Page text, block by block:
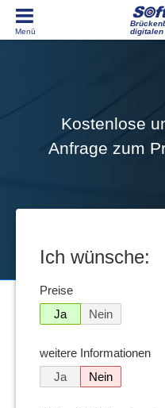
digitalen
Kostenlose
Anfrage zum
Ich wünsche:
Preise
Ja
Nein
weitere Informationen
Ja
Nein